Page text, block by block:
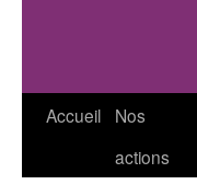
Accueil
Nos
actions